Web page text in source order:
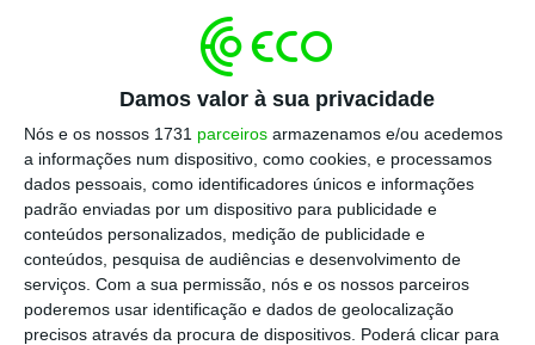
Damos valor à sua privacidade
Nós e os nossos 1731 parceiros armazenamos e/ou acedemos
a informações num dispositivo, como cookies, e processamos
dados pessoais, como identificadores únicos e informações
padrão enviadas por um dispositivo para publicidade e
conteúdos personalizados, medição de publicidade e
conteúdos, pesquisa de audiências e desenvolvimento de
serviços. Com a sua permissão, nós e os nossos parceiros
poderemos usar identificação e dados de geolocalização
precisos através da procura de dispositivos. Poderá clicar para
Assine o ECO Premium
No momento em que a informação é
mais importante do que nunca, apoie
o jornalismo independente e rigoroso.